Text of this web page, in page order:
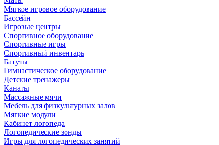
Мягкое игровое оборудование
Бассейн
Игровые центры
Спортивное оборудование
Спортивные игры
Спортивный инвентарь
Батуты
Гимнастическое оборудование
Детские тренажеры
Канаты
Массажные мячи
Мебель для физкультурных залов
Мягкие модули
Кабинет логопеда
Логопедические зонды
Игры для логопедических занятий